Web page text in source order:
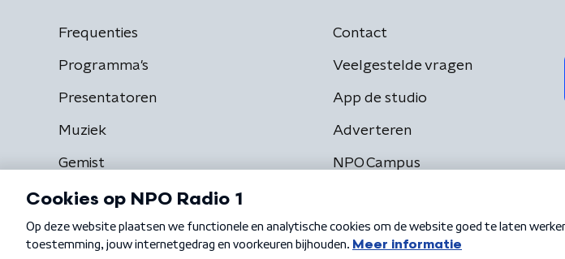
Frequenties
Programma's
Presentatoren
Muziek
Gemist
Contact
Veelgestelde vragen
App de studio
Adverteren
NPO Campus
Algemene voorwaarden Privacybeleid